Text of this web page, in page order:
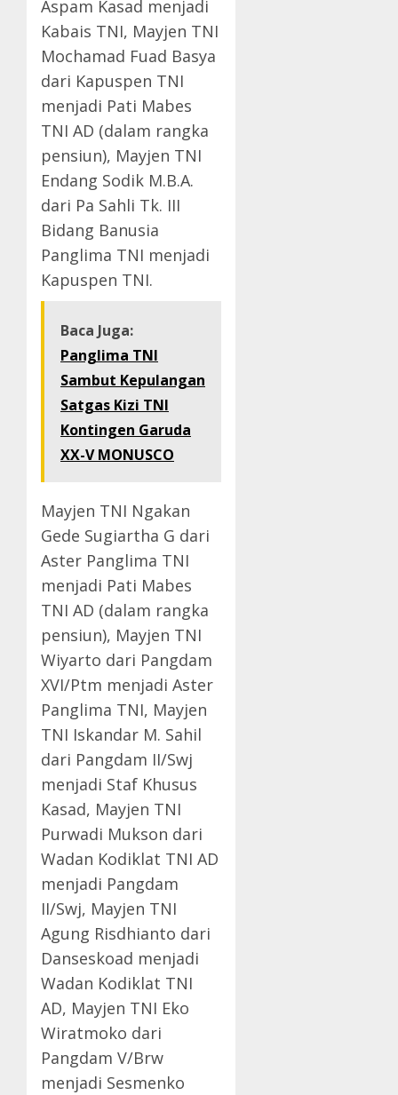
Aspam Kasad menjadi
Kabais TNI, Mayjen TNI
Mochamad Fuad Basya
dari Kapuspen TNI
menjadi Pati Mabes
TNI AD (dalam rangka
pensiun), Mayjen TNI
Endang Sodik M.B.A.
dari Pa Sahli Tk. III
Bidang Banusia
Panglima TNI menjadi
Kapuspen TNI.
Baca Juga:
Panglima TNI
Sambut Kepulangan
Satgas Kizi TNI
Kontingen Garuda
XX-V MONUSCO
Mayjen TNI Ngakan
Gede Sugiartha G dari
Aster Panglima TNI
menjadi Pati Mabes
TNI AD (dalam rangka
pensiun), Mayjen TNI
Wiyarto dari Pangdam
XVI/Ptm menjadi Aster
Panglima TNI, Mayjen
TNI Iskandar M. Sahil
dari Pangdam II/Swj
menjadi Staf Khusus
Kasad, Mayjen TNI
Purwadi Mukson dari
Wadan Kodiklat TNI AD
menjadi Pangdam
II/Swj, Mayjen TNI
Agung Risdhianto dari
Danseskoad menjadi
Wadan Kodiklat TNI
AD, Mayjen TNI Eko
Wiratmoko dari
Pangdam V/Brw
menjadi Sesmenko